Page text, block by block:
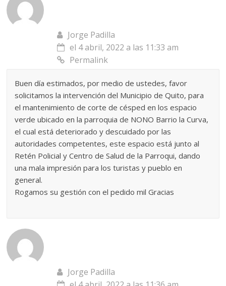
Jorge Padilla
el 4 abril, 2022 a las 11:33 am
Permalink
Buen día estimados, por medio de ustedes, favor
solicitamos la intervención del Municipio de Quito, para
el mantenimiento de corte de césped en los espacio
verde ubicado en la parroquia de NONO Barrio la Curva,
el cual está deteriorado y descuidado por las
autoridades competentes, este espacio está junto al
Retén Policial y Centro de Salud de la Parroqui, dando
una mala impresión para los turistas y pueblo en
general.
Rogamos su gestión con el pedido mil Gracias
Jorge Padilla